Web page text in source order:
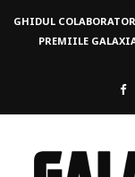
GHIDUL
PREMIILE